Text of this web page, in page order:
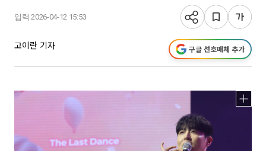
입력 2026-04-12 15:53
고이란 기자 구글 선호매체 추가